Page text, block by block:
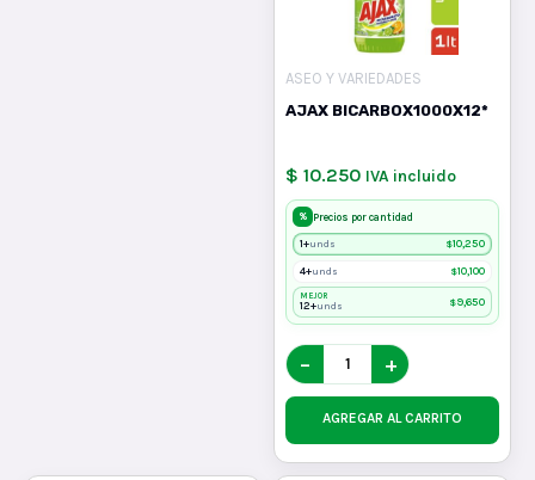
ASEO Y VARIEDADES
AJAX BICARBOX1000X12*
$ 10.250 IVA incluido
% Precios por cantidad
1+unds $10,250
4+unds $10,100
MEJOR
12+unds $9,650
− +
AGREGAR AL CARRITO